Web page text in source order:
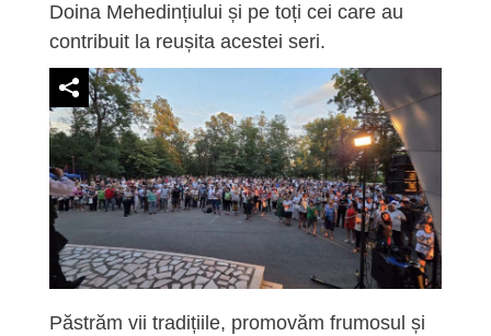
Doina Mehedințiului și pe toți cei care au
contribuit la reușita acestei seri.
Păstrăm vii tradițiile, promovăm frumosul și